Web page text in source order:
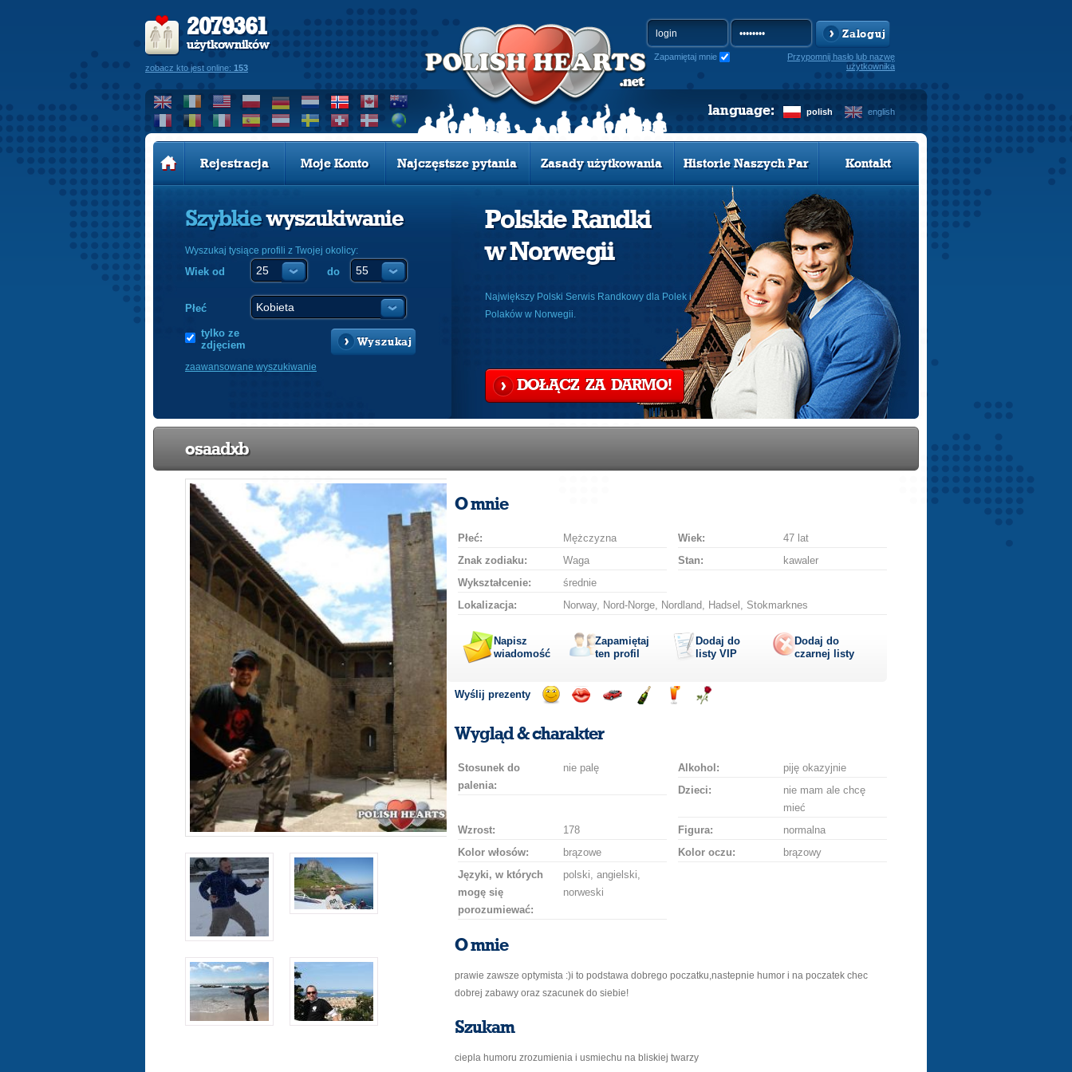
2079361
użytkowników
zobacz kto jest online: 153
Zaloguj
Zapamiętaj mnie
Przypomnij hasło lub nazwę
użytkownika
polish english
language:
Rejestracja Moje Konto Najczęstsze pytania Zasady użytkowania Historie Naszych Par Kontakt
Szybkiewyszukiwanie
Wyszukaj tysiące profili z Twojej okolicy:
Wiek od do
Płeć
tylko ze
zdjęciem
Wyszukaj
zaawansowane wyszukiwanie
Polskie Randki
w Norwegii
Największy Polski Serwis Randkowy dla Polek i
Polaków w Norwegii.
DOŁĄCZ ZA DARMO!
osaadxb
O mnie
Płeć: Mężczyzna Wiek:
47 lat
Znak zodiaku:
Waga Stan:
kawaler
Wykształcenie:
średnie
Lokalizacja:
Norway, Nord-Norge, Nordland, Hadsel, Stokmarknes
Napisz
wiadomość
Zapamiętaj
ten profil
Dodaj do
listy VIP
Dodaj do
czarnej listy
Wyślij prezenty
uśmiechbuziaka
Wygląd & charakter
Stosunek do
palenia:
nie palę Alkohol:
piję okazyjnie
Dzieci:
nie mam ale chcę
mieć
Wzrost:
178 Figura:
normalna
Kolor włosów:
brązowe Kolor oczu:
brązowy
Języki, w których
mogę się
porozumiewać:
polski, angielski,
norweski
O mnie
prawie zawsze optymista :)i to podstawa dobrego poczatku,nastepnie humor i na poczatek chec
dobrej zabawy oraz szacunek do siebie!
Szukam
ciepla humoru zrozumienia i usmiechu na bliskiej twarzy